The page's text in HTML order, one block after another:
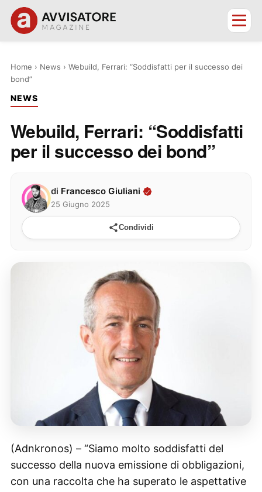
Home › News › Webuild, Ferrari: “Soddisfatti per il successo dei
bond”
NEWS
Webuild, Ferrari: “Soddisfatti
per il successo dei bond”
di Francesco Giuliani
25 Giugno 2025
Condividi
(Adnkronos) – “Siamo molto soddisfatti del
successo della nuova emissione di obbligazioni,
con una raccolta che ha superato le aspettative